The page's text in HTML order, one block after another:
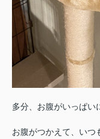
多分、お腹がいっぱい
お腹がつかえて、いつ